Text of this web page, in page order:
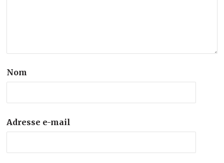
Nom
Adresse e-mail